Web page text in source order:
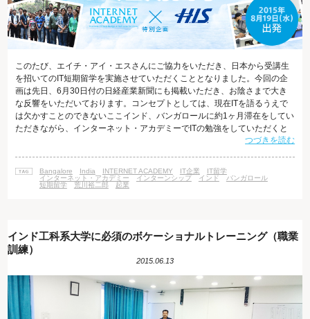
このたび、エイチ・アイ・エスさんにご協力をいただき、日本から受講生
を招いてのIT短期留学を実施させていただくこととなりました。今回の企
画は先日、6月30日付の日経産業新聞にも掲載いただき、お陰さまで大き
な反響をいただいております。コンセプトとしては、現在ITを語るうえで
は欠かすことのできないここインド、バンガロールに約1ヶ月滞在をしてい
ただきながら、インターネット・アカデミーでITの勉強をしていただくと
いうものです。授業は現地のインド人講師が担当しますので、ITのグロー
授業はハンズオンと呼ばれる実践形式で行ないますので、理論だけではな
く講師と一緒に実際にPC操作をしながら進みます。英語が得意でないとい
う方のためにも、授業には
つづきを読む
Bangalore India INTERNET ACADEMY IT企業
IT留学
インターネット・アカデミー
インターンシップ インド
バンガロール
短期留学
荒川裕二郎 起業
インド工科系大学に必須のボケーショナルトレーニング（職業
訓練）
2015.06.13